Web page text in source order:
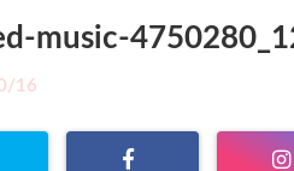
music-
16